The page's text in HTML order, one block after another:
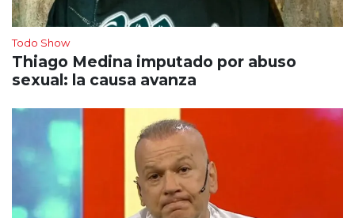
Todo Show
Thiago Medina imputado por abuso
sexual: la causa avanza